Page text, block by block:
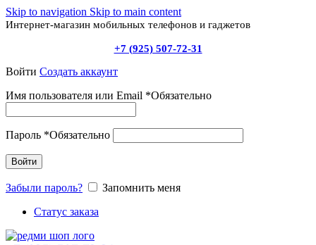
Skip to navigation Skip to main content
Интернет-магазин мобильных телефонов и гаджетов
+7 (925) 507-72-31
Войти Создать аккаунт
Имя пользователя или Email *Обязательно
Пароль *Обязательно
Войти
Забыли пароль?
Запомнить меня
Статус заказа